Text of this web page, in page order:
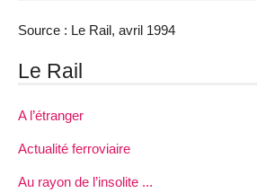
Source : Le Rail, avril 1994
Le Rail
A l’étranger
Actualité ferroviaire
Au rayon de l’insolite ...